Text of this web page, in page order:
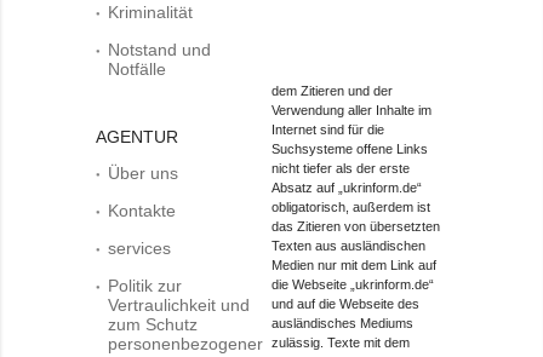
Kriminalität
Notstand und
Notfälle
AGENTUR
Über uns
Kontakte
services
Politik zur
Vertraulichkeit und
zum Schutz
personenbezogener
dem Zitieren und der
Verwendung aller Inhalte im
Internet sind für die
Suchsysteme offene Links
nicht tiefer als der erste
Absatz auf „ukrinform.de“
obligatorisch, außerdem ist
das Zitieren von übersetzten
Texten aus ausländischen
Medien nur mit dem Link auf
die Webseite „ukrinform.de“
und auf die Webseite des
ausländisches Mediums
zulässig. Texte mit dem